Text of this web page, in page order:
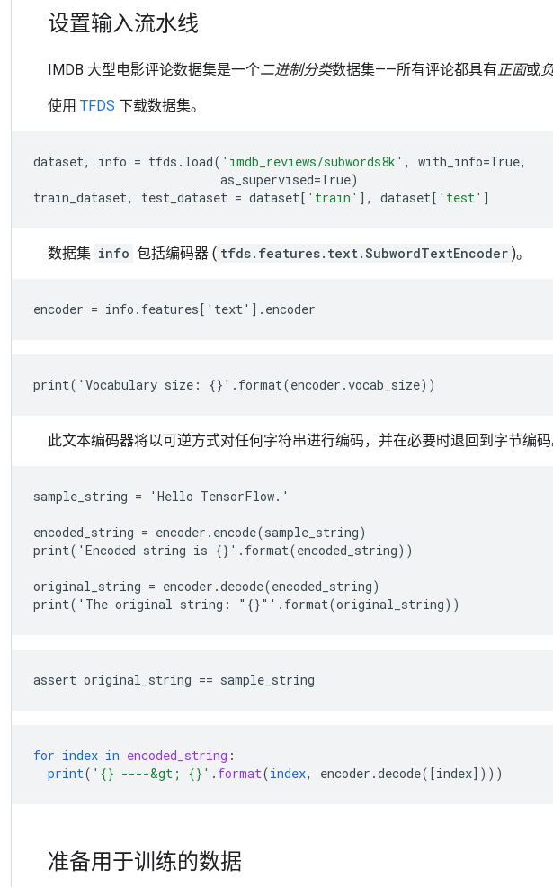
设置输入流水线
IMDB 大型电影评论数据集是一个二进制分类数据集——所有评论都具有正面或
使用 TFDS 下载数据集。
dataset, info = tfds . load( 'imdb_reviews/subwords8k' , with_info=True,
as_supervised=True)
train_dataset, test_dataset = dataset[ 'train' ], dataset[ 'test' ]
数据集 info 包括编码器 ( tfds.features.text.SubwordTextEncoder )。
此文本编码器将以可逆方式对任何字符串进行编码，并在必要时退回到字节编
sample_string = 'Hello TensorFlow.'
encoded_string = encoder.encode(sample_string)
print('Encoded string is {}'.format(encoded_string))
original_string = encoder.decode(encoded_string)
for index in encoded_string :
print( '{} ----&gt; {}' . format(index, encoder .decode( [index] )))
准备用于训练的数据